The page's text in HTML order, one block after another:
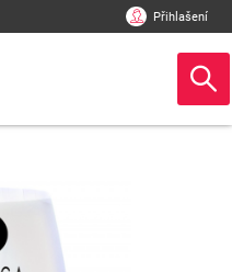
Přihlašení